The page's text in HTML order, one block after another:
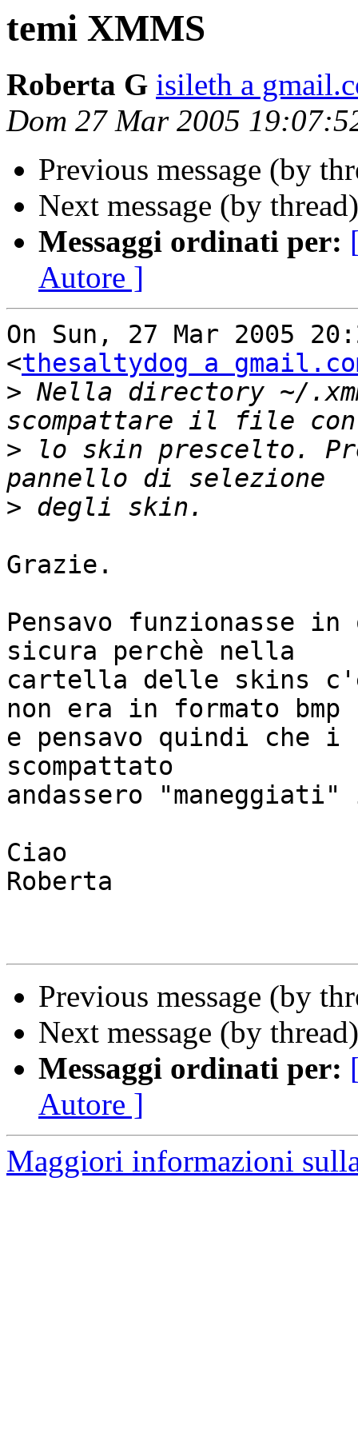
temi XMMS
Roberta G isileth a
Dom 27 Mar 2005
Previous message (by
Next message (by
Messaggi ordinati per:
Autore ]
On Sun, 27 Mar 2005
<thesaltydog a
> Nella directory ~/
> lo skin prescelto.
>
Grazie.
Pensavo funzionasse in
sicura perchè nella
cartella delle skins
non era in formato bmp
e pensavo quindi che
scompattato
andassero
Ciao
Roberta
Previous message (by
Next message (by
Messaggi ordinati per:
Autore ]
Maggiori informazioni